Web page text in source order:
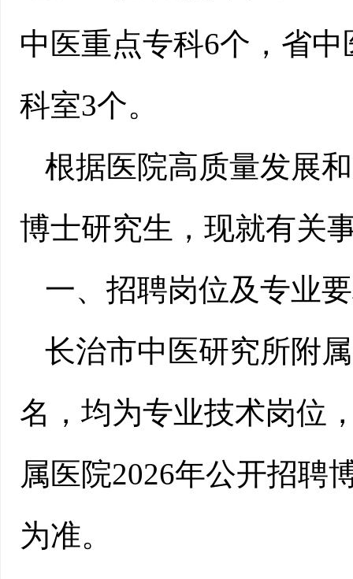
中医重点专科6个，省
科室3个。
根据医院高质量发展
博士研究生，现就有关
一、招聘岗位及专业
长治市中医研究所附
名，均为专业技术岗位
属医院2026年公开招聘
为准。